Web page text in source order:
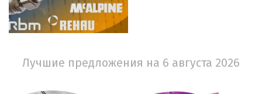
Лучшие предложения на 6 августа 2026